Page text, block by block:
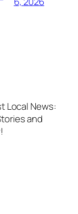
Local News:
and